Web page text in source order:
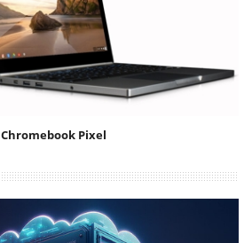
Chromebook Pixel